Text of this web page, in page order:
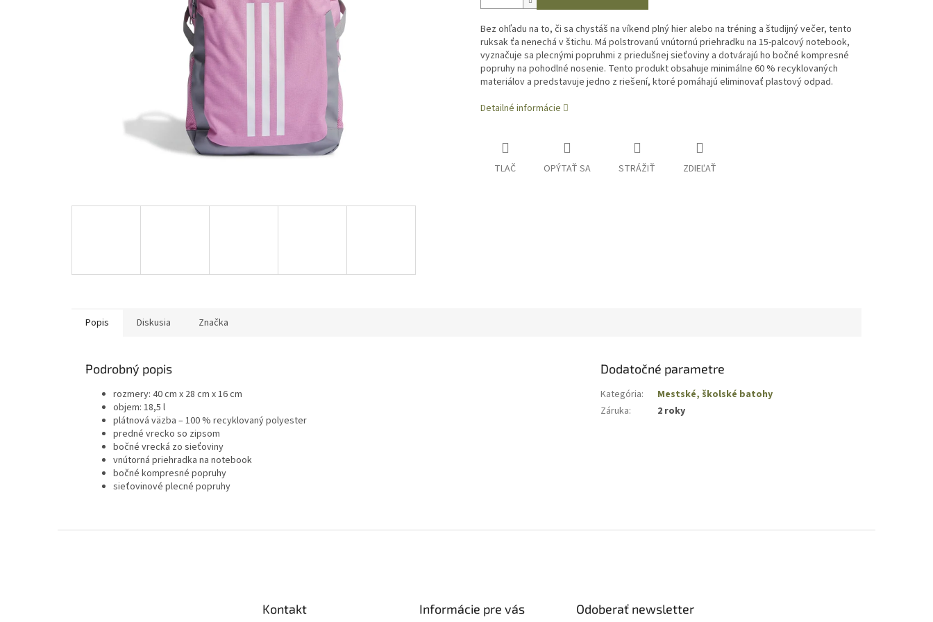
Bez ohľadu na to, či sa chystáš na víkend plný hier alebo na tréning a študijný večer, tento
ruksak ťa nenechá v štichu. Má polstrovanú vnútornú priehradku na 15-palcový notebook,
vyznačuje sa plecnými popruhmi z priedušnej sieťoviny a dotvárajú ho bočné kompresné
popruhy na pohodlné nosenie. Tento produkt obsahuje minimálne 60 % recyklovaných
materiálov a predstavuje jedno z riešení, ktoré pomáhajú eliminovať plastový odpad.
Detailné informácie
TLAČ OPÝTAŤ SA STRÁŽIŤ ZDIEĽAŤ
Popis Diskusia Značka
Podrobný popis
rozmery: 40 cm x 28 cm x 16 cm
objem: 18,5 l
plátnová väzba – 100 % recyklovaný polyester
predné vrecko so zipsom
bočné vrecká zo sieťoviny
vnútorná priehradka na notebook
bočné kompresné popruhy
sieťovinové plecné popruhy
Dodatočné parametre
Kategória:
Mestské, školské batohy
Záruka: 2 roky
Kontakt Informácie pre vás Odoberať newsletter